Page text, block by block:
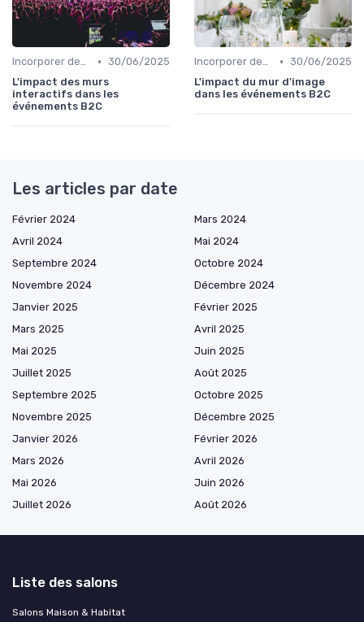
Incorporer des Expériences Innovantes • 30/06/2025
L'impact des murs
interactifs dans les
événements B2C
Incorporer des Expériences Innovantes • 30/06/2025
L'impact du mur d'image
dans les événements B2C
Les articles par date
Février 2024
Mars 2024
Avril 2024
Mai 2024
Septembre 2024
Octobre 2024
Novembre 2024
Décembre 2024
Janvier 2025
Février 2025
Mars 2025
Avril 2025
Mai 2025
Juin 2025
Juillet 2025
Août 2025
Septembre 2025
Octobre 2025
Novembre 2025
Décembre 2025
Janvier 2026
Février 2026
Mars 2026
Avril 2026
Mai 2026
Juin 2026
Juillet 2026
Août 2026
Liste des salons
Salons Maison & Habitat